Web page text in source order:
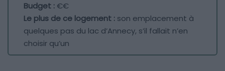
Budget :€€
Le plus de ce logement : son emplacement à
quelques pas du lac d’Annecy, s’il fallait n’en
choisir qu’un